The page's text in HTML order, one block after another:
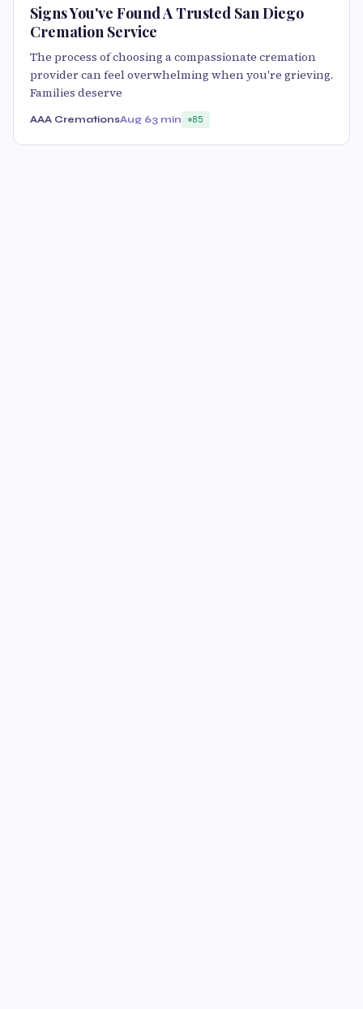
Signs You've Found A Trusted San Diego
Cremation Service
The process of choosing a compassionate cremation
provider can feel overwhelming when you're grieving.
Families deserve
AAA CremationsAug 63 min 85